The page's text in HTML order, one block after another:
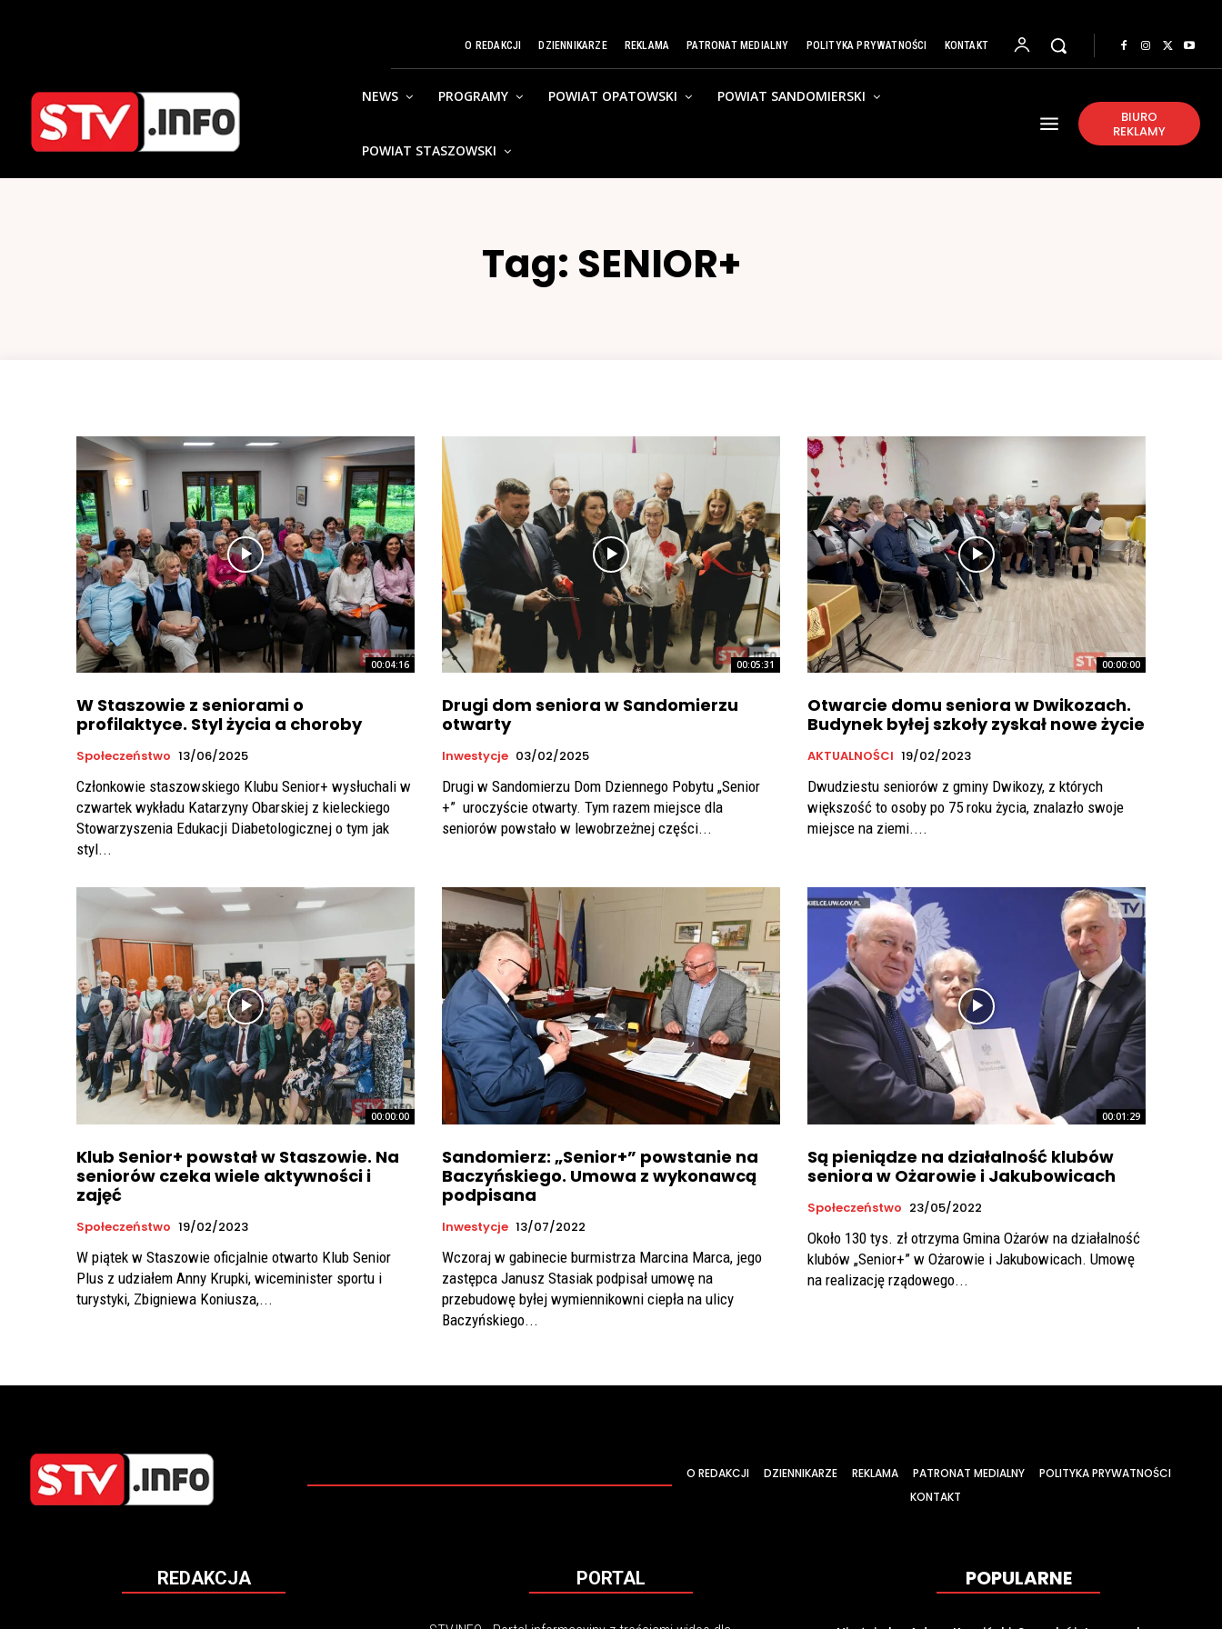
O REDAKCJI DZIENNIKARZE REKLAMA PATRONAT MEDIALNY POLITYKA PRYWATNOŚCI KONTAKT
NEWS PROGRAMY POWIAT OPATOWSKI POWIAT SANDOMIERSKI
POWIAT STASZOWSKI
BIURO
REKLAMY
Tag: SENIOR+
00:04:16
W Staszowie z seniorami o
profilaktyce. Styl życia a choroby
Społeczeństwo 13/06/2025
Członkowie staszowskiego Klubu Senior+ wysłuchali w
czwartek wykładu Katarzyny Obarskiej z kieleckiego
Stowarzyszenia Edukacji Diabetologicznej o tym jak
styl...
00:05:31
Drugi dom seniora w Sandomierzu
otwarty
Inwestycje 03/02/2025
Drugi w Sandomierzu Dom Dziennego Pobytu „Senior
+” uroczyście otwarty. Tym razem miejsce dla
seniorów powstało w lewobrzeżnej części...
00:00:00
Otwarcie domu seniora w Dwikozach.
Budynek byłej szkoły zyskał nowe życie
AKTUALNOŚCI 19/02/2023
Dwudziestu seniorów z gminy Dwikozy, z których
większość to osoby po 75 roku życia, znalazło swoje
miejsce na ziemi....
00:00:00
Klub Senior+ powstał w Staszowie. Na
seniorów czeka wiele aktywności i
zajęć
Społeczeństwo 19/02/2023
W piątek w Staszowie oficjalnie otwarto Klub Senior
Plus z udziałem Anny Krupki, wiceminister sportu i
turystyki, Zbigniewa Koniusza,...
Sandomierz: „Senior+” powstanie na
Baczyńskiego. Umowa z wykonawcą
podpisana
Inwestycje 13/07/2022
Wczoraj w gabinecie burmistrza Marcina Marca, jego
zastępca Janusz Stasiak podpisał umowę na
przebudowę byłej wymiennikowni ciepła na ulicy
Baczyńskiego...
00:01:29
Są pieniądze na działalność klubów
seniora w Ożarowie i Jakubowicach
Społeczeństwo 23/05/2022
Około 130 tys. zł otrzyma Gmina Ożarów na działalność
klubów „Senior+” w Ożarowie i Jakubowicach. Umowę
na realizację rządowego...
O REDAKCJI DZIENNIKARZE REKLAMA PATRONAT MEDIALNY
POLITYKA PRYWATNOŚCI
KONTAKT
REDAKCJA PORTAL POPULARNE